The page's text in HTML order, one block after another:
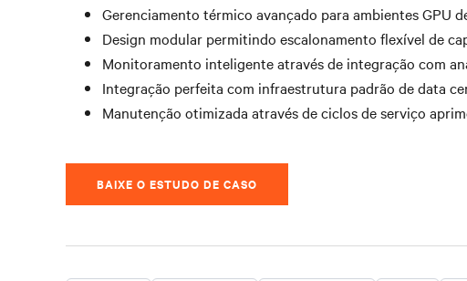
Gerenciamento térmico avançado para ambientes GPU
Design modular permitindo escalonamento flexível de
Monitoramento inteligente através de integração com
Integração perfeita com infraestrutura padrão de data
Manutenção otimizada através de ciclos de serviço
BAIXE O ESTUDO DE CASO